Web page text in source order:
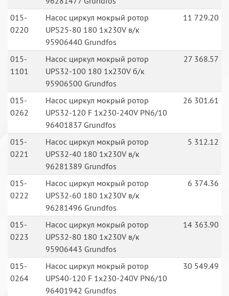
015-
0220
Насос циркул мокрый ротор
UPS25-80 180 1x230V в/к
95906440 Grundfos
11 729.20
015-
1101
Насос циркул мокрый ротор
UPS32-100 180 1x230V б/к
95906500 Grundfos
27 368.57
015-
0262
Насос циркул мокрый ротор
UPS32-120 F 1x230-240V PN6/10
96401837 Grundfos
26 301.61
015-
0221
Насос циркул мокрый ротор
UPS32-40 180 1x230V в/к
96281389 Grundfos
5 312.12
015-
0222
Насос циркул мокрый ротор
UPS32-60 180 1x230V в/к
96281496 Grundfos
6 374.36
015-
0223
Насос циркул мокрый ротор
UPS32-80 180 1x230V в/к
95906443 Grundfos
14 363.90
015-
0264
Насос циркул мокрый ротор
UPS40-120 F 1x230-240V PN6/10
96401942 Grundfos
30 549.49